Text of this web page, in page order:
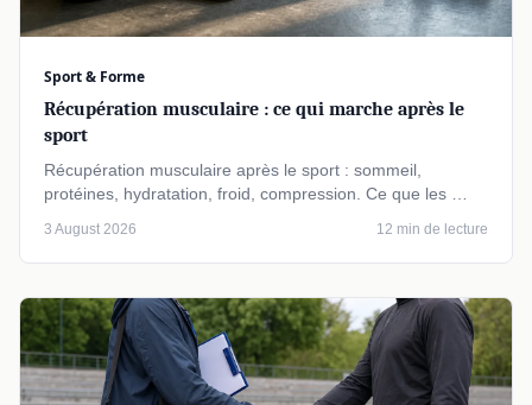
Sport & Forme
Récupération musculaire : ce qui marche après le
sport
Récupération musculaire après le sport : sommeil,
protéines, hydratation, froid, compression. Ce que les …
3 August 2026 12 min de lecture